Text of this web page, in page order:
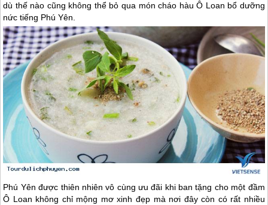
dù thế nào cũng không thể bỏ qua món cháo hàu Ô Loan bổ dưỡng
nức tiếng Phú Yên.
Phú Yên được thiên nhiên vô cùng ưu đãi khi ban tặng cho một đầm
Ô Loan không chỉ mộng mơ xinh đẹp mà nơi đây còn có rất nhiều